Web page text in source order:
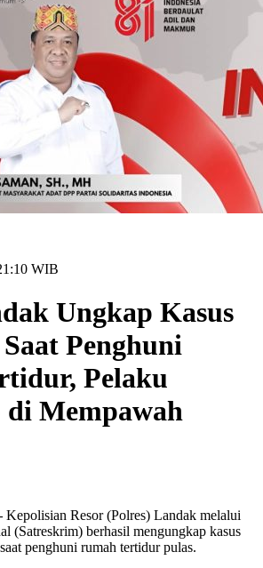
WIB
Ungkap Kasus
Penghuni
Pelaku
Mempawah
Kepolisian Resor (Polres) Landak melalui
(Satreskrim) berhasil mengungkap kasus
penghuni rumah tertidur pulas.